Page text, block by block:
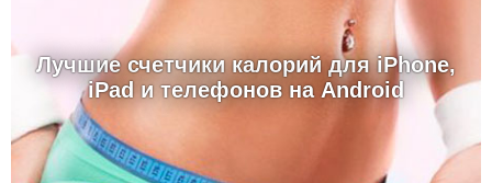
Лучшие счетчики калорий для iPhone,
iPad и телефонов на Android